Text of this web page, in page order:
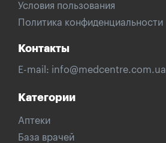
Условия пользования
Политика конфиденциальности
Контакты
E-mail: info@medcentre.com.ua
Категории
Аптеки
База врачей